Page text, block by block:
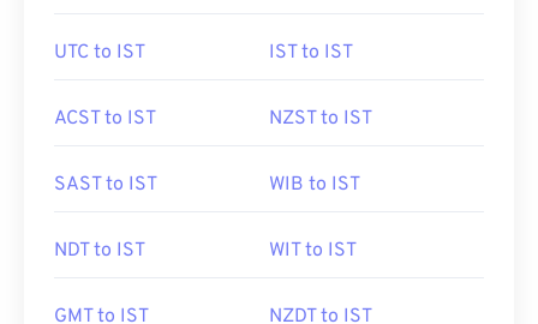
UTC to IST IST to IST
ACST to IST NZST to IST
SAST to IST WIB to IST
NDT to IST WIT to IST
GMT to IST NZDT to IST